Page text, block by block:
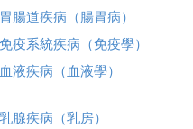
胃腸道疾病（腸胃病）
免疫系統疾病（免疫學）
血液疾病（血液學）
乳腺疾病（乳房）